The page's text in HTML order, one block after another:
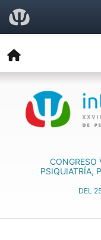
CONGRESO
PSIQUIATRÍA,
DEL